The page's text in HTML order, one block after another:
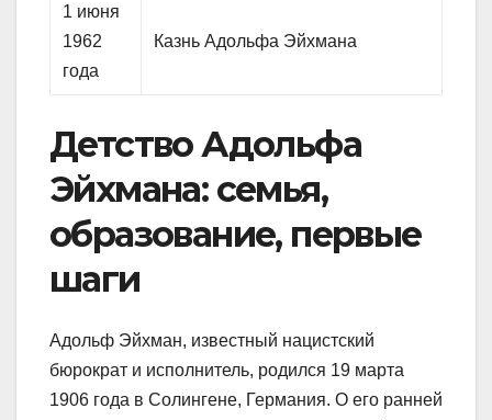
1 июня
1962
года
Казнь Адольфа Эйхмана
Детство Адольфа
Эйхмана: семья,
образование, первые
шаги
Адольф Эйхман, известный нацистский
бюрократ и исполнитель, родился 19 марта
1906 года в Солингене, Германия. О его ранней